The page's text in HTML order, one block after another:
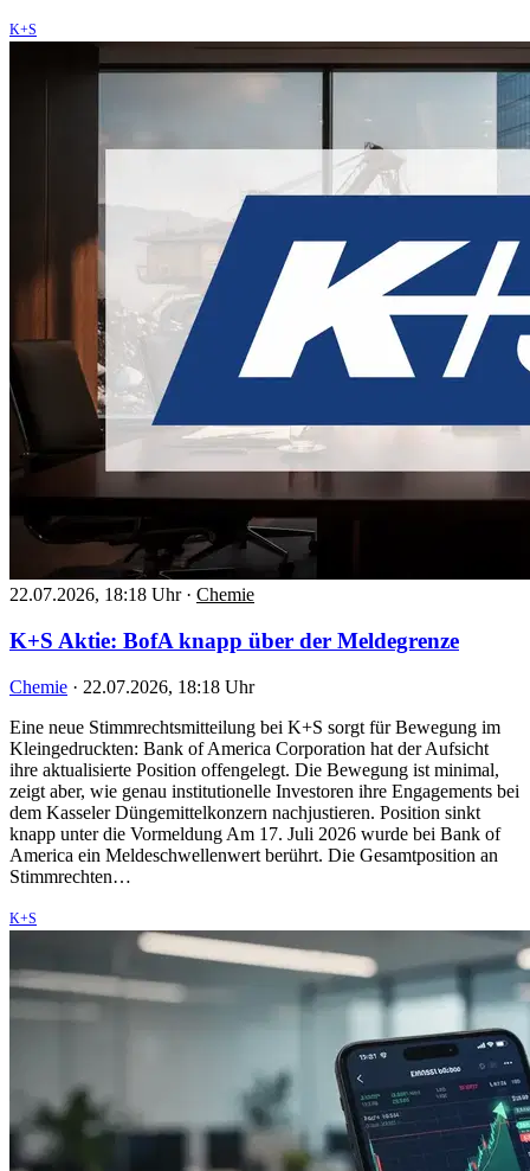
K+S
22.07.2026, 18:18 Uhr · Chemie
K+S Aktie: BofA knapp über der Meldegrenze
Chemie · 22.07.2026, 18:18 Uhr
Eine neue Stimmrechtsmitteilung bei K+S sorgt für Bewegung im
Kleingedruckten: Bank of America Corporation hat der Aufsicht
ihre aktualisierte Position offengelegt. Die Bewegung ist minimal,
zeigt aber, wie genau institutionelle Investoren ihre Engagements bei
dem Kasseler Düngemittelkonzern nachjustieren. Position sinkt
knapp unter die Vormeldung Am 17. Juli 2026 wurde bei Bank of
America ein Meldeschwellenwert berührt. Die Gesamtposition an
Stimmrechten…
K+S